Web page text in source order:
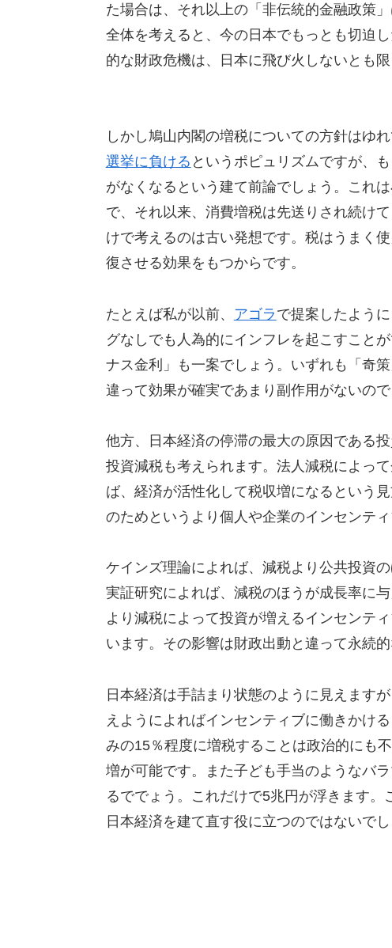
た場合は、それ以上の「非伝統的金融政策
全体を考えると、今の日本でもっとも切迫
的な財政危機は、日本に飛び火しないとも限
しかし鳩山内閣の増税についての方針はゆ
選挙に負ける というポピュリズムですが、
がなくなるという建て前論でしょう。これ
で、それ以来、消費増税は先送りされ続け
けで考えるのは古い発想です。税はうまく
復させる効果をもつからです。
たとえば私が以前、 アゴラ で提案したよう
グなしでも人為的にインフレを起こすこと
ナス金利」も一案でしょう。いずれも「奇
違って効果が確実であまり副作用がないので
他方、日本経済の停滞の最大の原因である投
投資減税も考えられます。法人減税によっ
ば、経済が活性化して税収増になるという
のためというより個人や企業のインセンティ
ケインズ理論によれば、減税より公共投資
実証研究によれば、減税のほうが成長率に
より減税によって投資が増えるインセンテ
います。その影響は財政出動と違って永続
日本経済は手詰まり状態のように見えます
えようによればインセンティブに働きかけ
みの15％程度に増税することは政治的にも
増が可能です。また子ども手当のようなバ
るででょう。これだけで5兆円が浮きます。
日本経済を建て直す役に立つのではないでし